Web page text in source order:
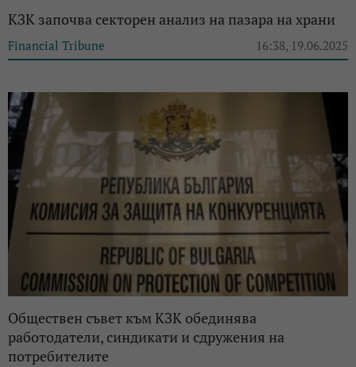
КЗК започва секторен анализ на пазара на храни
Financial Tribune 16:38, 19.06.2025
Обществен съвет към КЗК обединява
работодатели, синдикати и сдружения на
потребителите